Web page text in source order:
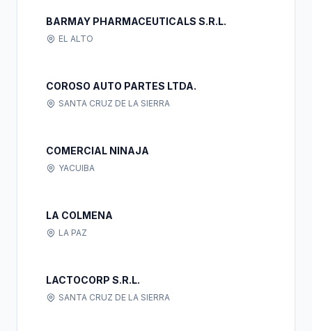
BARMAY PHARMACEUTICALS S.R.L.
EL ALTO
COROSO AUTO PARTES LTDA.
SANTA CRUZ DE LA SIERRA
COMERCIAL NINAJA
YACUIBA
LA COLMENA
LA PAZ
LACTOCORP S.R.L.
SANTA CRUZ DE LA SIERRA